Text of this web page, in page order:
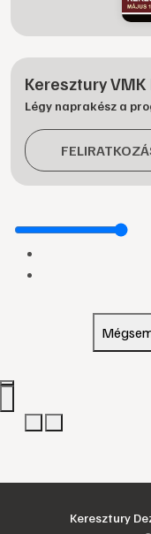
Keresztury
Légy naprakész a
Keresztury